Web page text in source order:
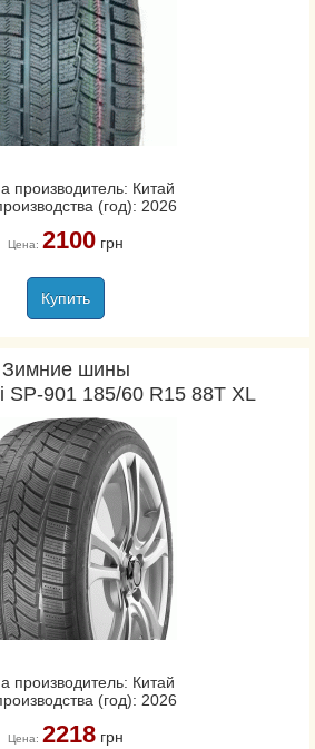
производитель: Китай
(год): 2026
Цена: 2100грн
Купить
Зимние шины
SP-901 185/60 R15 88T XL
производитель: Китай
(год): 2026
Цена: 2218грн